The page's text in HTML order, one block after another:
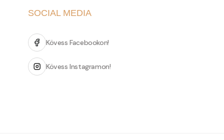
SOCIAL MEDIA
Kövess Facebookon!
Kövess Instagramon!